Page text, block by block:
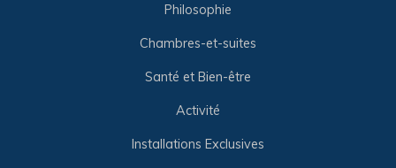
Philosophie
Chambres-et-suites
Santé et Bien-être
Activité
Installations Exclusives